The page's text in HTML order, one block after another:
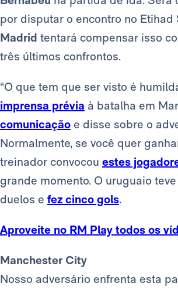
por disputar o encontro no
Madrid tentará compensar isso
três últimos confrontos.
“O que tem que ser visto é
imprensa prévia à batalha em
comunicação e disse sobre o
Normalmente, se você quer
treinador convocou estes
grande momento. O uruguaio
duelos e fez cinco gols.
Aproveite no RM Play todos os
Manchester City
Nosso adversário enfrenta esta